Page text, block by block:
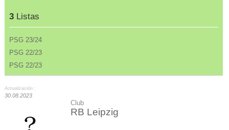
3 Listas
PSG 23/24
PSG 22/23
PSG 22/23
Actualización :
30.08.2023
Club
RB Leipzig